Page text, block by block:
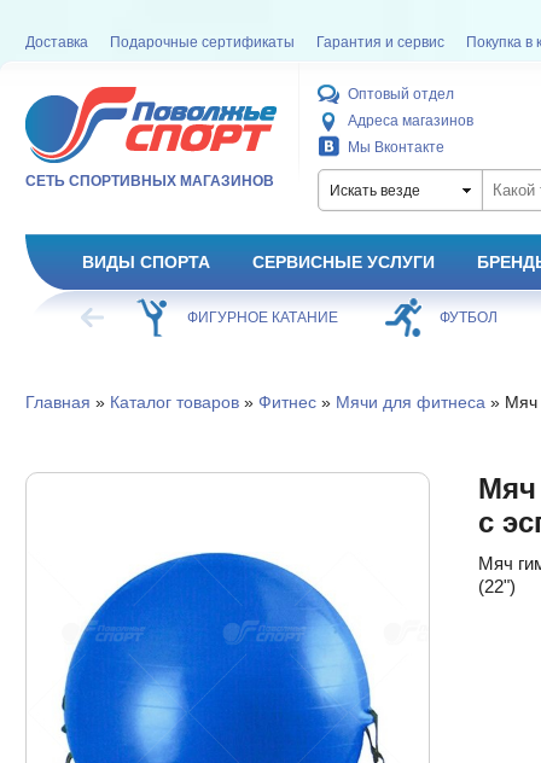
Доставка Подарочные сертификаты Гарантия и сервис Покупка в
СЕТЬ СПОРТИВНЫХ МАГАЗИНОВ
Оптовый отдел
Адреса магазинов
Мы Вконтакте
Искать везде
ВИДЫ СПОРТА СЕРВИСНЫЕ УСЛУГИ
ХОККЕЙ ФИГУРНОЕ КАТАНИЕ ФУТБОЛ
Главная » Каталог товаров» Фитнес» Мячи для фитнеса » Мяч
Мяч
с
Мяч
(22")